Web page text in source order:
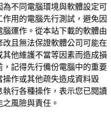
不同電腦環境與軟體設定可
用的電腦先行測試，避免因
運作。從本站下載的軟體由
且無法保證軟體公司可能在
他維護不當等因素而造成損
記得先行備份電腦中的重要
作或其他疏失造成資料毀
行各種操作，表示您已閱讀
風險與責任。